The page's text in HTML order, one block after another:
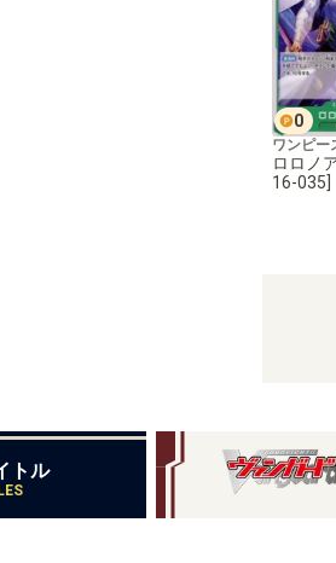
0
ワンピー
ロロノ
16-035]
トル